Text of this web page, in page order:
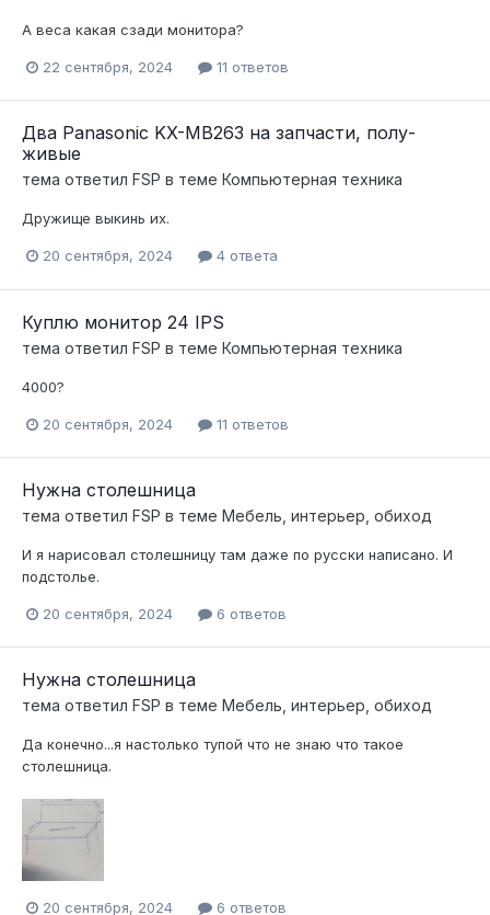
А веса какая сзади монитора?
22 сентября, 2024 11 ответов
Два Panasonic KX-MB263 на запчасти, полу-
живые
тема ответил FSP в теме Компьютерная техника
Дружище выкинь их.
20 сентября, 2024 4 ответа
Куплю монитор 24 IPS
тема ответил FSP в теме Компьютерная техника
4000?
20 сентября, 2024 11 ответов
Нужна столешница
тема ответил FSP в теме Мебель, интерьер, обиход
И я нарисовал столешницу там даже по русски написано. И
подстолье.
20 сентября, 2024 6 ответов
Нужна столешница
тема ответил FSP в теме Мебель, интерьер, обиход
Да конечно...я настолько тупой что не знаю что такое
столешница.
20 сентября, 2024 6 ответов